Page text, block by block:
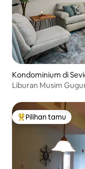
Kondominium di
Liburan Musim
Pilihan tamu
Pilihan tamu